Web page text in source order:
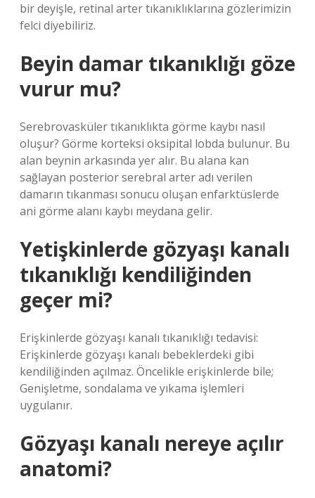
bir deyişle, retinal arter tıkanıklıklarına gözlerimizin
felci diyebiliriz.
Beyin damar tıkanıklığı göze
vurur mu?
Serebrovasküler tıkanıklıkta görme kaybı nasıl
oluşur? Görme korteksi oksipital lobda bulunur. Bu
alan beynin arkasında yer alır. Bu alana kan
sağlayan posterior serebral arter adı verilen
damarın tıkanması sonucu oluşan enfarktüslerde
ani görme alanı kaybı meydana gelir.
Yetişkinlerde gözyaşı kanalı
tıkanıklığı kendiliğinden
geçer mi?
Erişkinlerde gözyaşı kanalı tıkanıklığı tedavisi:
Erişkinlerde gözyaşı kanalı bebeklerdeki gibi
kendiliğinden açılmaz. Öncelikle erişkinlerde bile;
Genişletme, sondalama ve yıkama işlemleri
uygulanır.
Gözyaşı kanalı nereye açılır
anatomi?